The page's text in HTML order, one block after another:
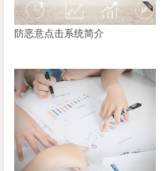
防恶意点击系统简介